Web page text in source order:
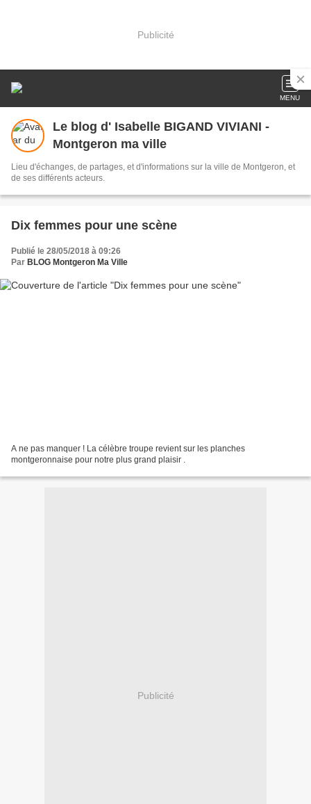
Publicité
MENU
Le blog d' Isabelle BIGAND VIVIANI -
Montgeron ma ville
Lieu d'échanges, de partages, et d'informations sur la ville de Montgeron, et
de ses différents acteurs.
Dix femmes pour une scène
Publié le 28/05/2018 à 09:26
Par BLOG Montgeron Ma Ville
A ne pas manquer ! La célèbre troupe revient sur les planches
montgeronnaise pour notre plus grand plaisir .
Publicité